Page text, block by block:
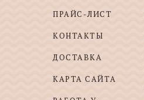
ПРАЙС-ЛИСТ
КОНТАКТЫ
ДОСТАВКА
КАРТА САЙТА